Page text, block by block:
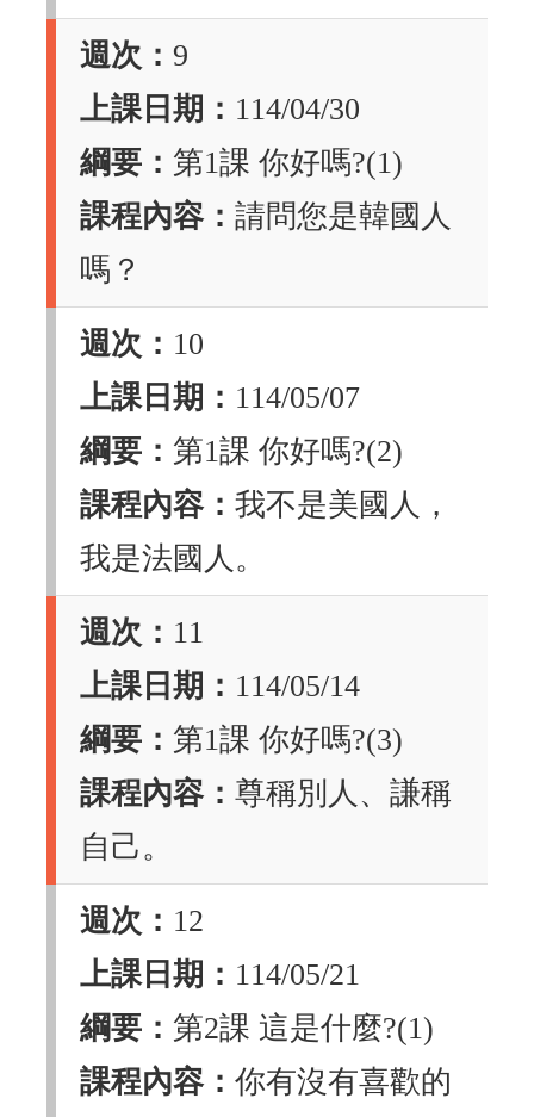
週次： 9
上課日期： 114/04/30
綱要： 第1課 你好嗎?(1)
課程內容： 請問您是韓國人
嗎？
週次： 10
上課日期： 114/05/07
綱要： 第1課 你好嗎?(2)
課程內容： 我不是美國人，
我是法國人。
週次： 11
上課日期： 114/05/14
綱要： 第1課 你好嗎?(3)
課程內容： 尊稱別人、謙稱
自己。
週次： 12
上課日期： 114/05/21
綱要： 第2課 這是什麼?(1)
課程內容： 你有沒有喜歡的